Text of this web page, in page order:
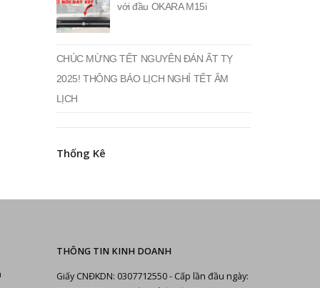
với đầu OKARA M15i
CHÚC MỪNG TẾT NGUYÊN ĐÁN ẤT TỴ
2025! THÔNG BÁO LỊCH NGHỈ TẾT ÂM
LỊCH
Thống Kê
THÔNG TIN KINH DOANH
Giấy CNĐKDN: 0307712550 - Cấp lần đầu ngày: